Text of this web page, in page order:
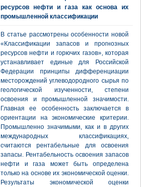
ресурсов нефти и газа как основа их
промышленной классификации
В статье рассмотрены особенности новой
«Классификации запасов и прогнозных
ресурсов нефти и горючих газов», которая
устанавливает единые для Российской
Федерации принципы дифференциации
месторождений углеводородного сырья по
геологической изученности, степени
освоения и промышленной значимости.
Главная ее особенность заключается в
ориентации на экономические критерии.
Промышленно значимыми, как и в других
международных классификациях,
считаются рентабельные для освоения
запасы. Рентабельность освоения запасов
нефти и газа может быть определена
только на основе их экономической оценки.
Результаты экономической оценки